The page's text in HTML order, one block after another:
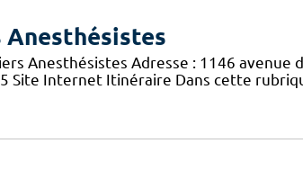
Anesthésistes
Anesthésistes Adresse : 1146 avenue
Site Internet Itinéraire Dans cette